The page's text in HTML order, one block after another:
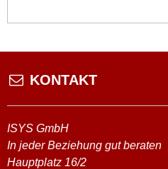
KONTAKT
ISYS GmbH
In jeder Beziehung gut beraten
Hauptplatz 16/2